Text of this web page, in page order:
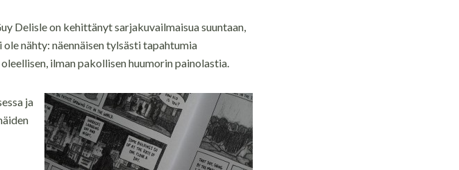
Delisle on kehittänyt sarjakuvailmaisua suuntaan,
nähty: näennäisen tylsästi tapahtumia
ilman pakollisen huumorin painolastia.
ja